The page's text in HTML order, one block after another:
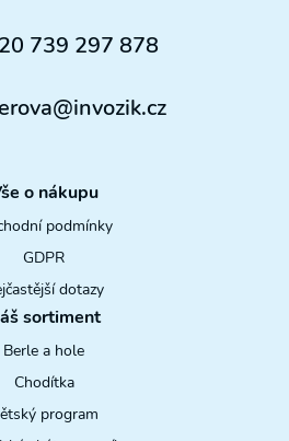
739 297 878
o nákupu
podmínky
GDPR
dotazy
sortiment
Berle a hole
Chodítka
program